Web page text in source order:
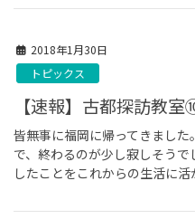
2018年1月30日
トピックス
【速報】古都探訪教
皆無事に福岡に帰ってきまし
で、終わるのが少し寂しそう
したことをこれからの生活に